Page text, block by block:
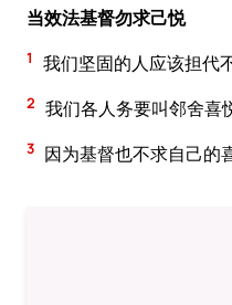
当效法基督勿求己悦
1 我们坚固的人应该担代
2 我们各人务要叫邻舍喜
3 因为基督也不求自己的